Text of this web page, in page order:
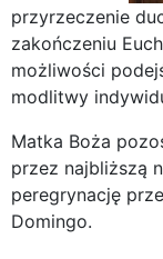
przyrzeczenie
zakończeniu
możliwości
modlitwy
Matka Boża
przez najbliższą
peregrynację
Domingo.